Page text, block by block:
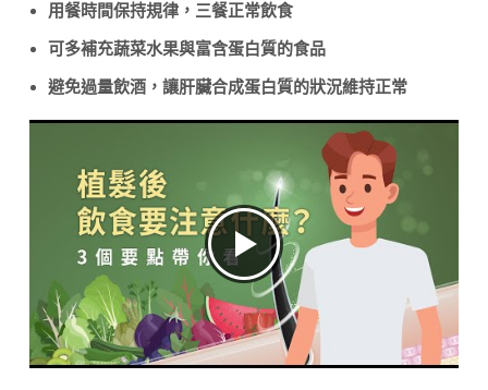
用餐時間保持規律，三餐正常飲食
可多補充蔬菜水果與富含蛋白質的食品
避免過量飲酒，讓肝臟合成蛋白質的狀況維持正常